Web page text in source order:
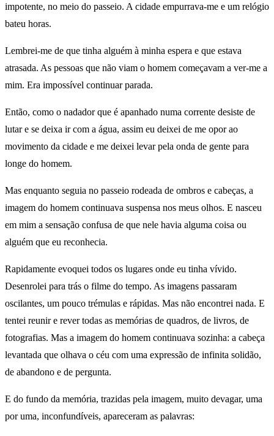
impotente, no meio do passeio. A cidade empurrava-me e um relógio
bateu horas.
Lembrei-me de que tinha alguém à minha espera e que estava
atrasada. As pessoas que não viam o homem começavam a ver-me a
mim. Era impossível continuar parada.
Então, como o nadador que é apanhado numa corrente desiste de
lutar e se deixa ir com a água, assim eu deixei de me opor ao
movimento da cidade e me deixei levar pela onda de gente para
longe do homem.
Mas enquanto seguia no passeio rodeada de ombros e cabeças, a
imagem do homem continuava suspensa nos meus olhos. E nasceu
em mim a sensação confusa de que nele havia alguma coisa ou
alguém que eu reconhecia.
Rapidamente evoquei todos os lugares onde eu tinha vívido.
Desenrolei para trás o filme do tempo. As imagens passaram
oscilantes, um pouco trémulas e rápidas. Mas não encontrei nada. E
tentei reunir e rever todas as memórias de quadros, de livros, de
fotografias. Mas a imagem do homem continuava sozinha: a cabeça
levantada que olhava o céu com uma expressão de infinita solidão,
de abandono e de pergunta.
E do fundo da memória, trazidas pela imagem, muito devagar, uma
por uma, inconfundíveis, apareceram as palavras: